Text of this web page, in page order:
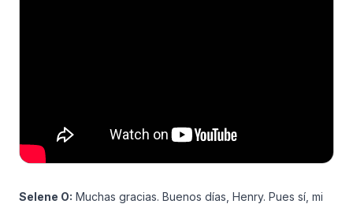
Selene O: Muchas gracias. Buenos días, Henry. Pues sí, mi